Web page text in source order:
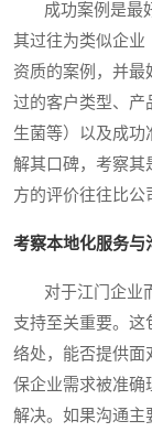
成功案例是最好
其过往为类似企业
资质的案例，并最
过的客户类型、产
生菌等）以及成功
解其口碑，考察其
方的评价往往比公
考察本地化服务与
对于江门企业而
支持至关重要。这
络处，能否提供面
保企业需求被准确
解决。如果沟通主